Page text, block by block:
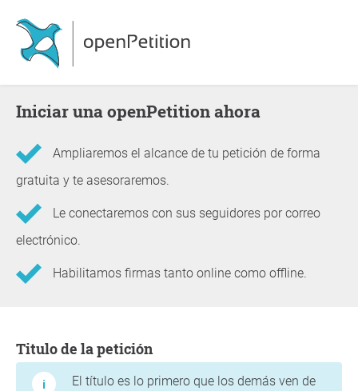
Iniciar una openPetition ahora
Ampliaremos el alcance de tu petición de forma
gratuita y te asesoraremos.
Le conectaremos con sus seguidores por correo
electrónico.
Habilitamos firmas tanto online como offline.
Titulo de la petición
El título es lo primero que los demás ven de